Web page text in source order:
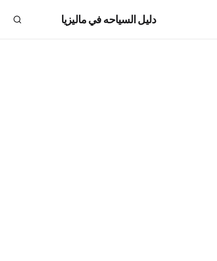
دليل السياحه في ماليزيا